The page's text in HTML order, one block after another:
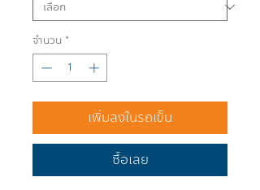
จำนวน *
เพิ่มลงในรถเข็น
ซื้อเลย